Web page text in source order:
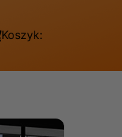
Koszyk: